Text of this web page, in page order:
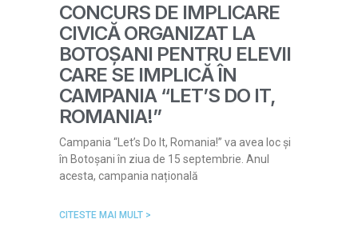
CONCURS DE IMPLICARE
CIVICĂ ORGANIZAT LA
BOTOȘANI PENTRU ELEVII
CARE SE IMPLICĂ ÎN
CAMPANIA “LET’S DO IT,
ROMANIA!”
Campania “Let’s Do It, Romania!” va avea loc și
în Botoșani în ziua de 15 septembrie. Anul
acesta, campania națională
CITESTE MAI MULT >